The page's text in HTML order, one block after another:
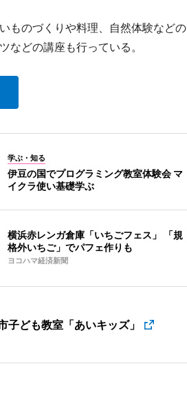
ものづくりや料理、自然体験などの
どの講座も行っている。
学ぶ・知る
伊豆の国でプログラミング教室体験会 マ
イクラ使い基礎学ぶ
横浜赤レンガ倉庫「いちごフェス」 「規
格外いちご」でパフェ作りも
ヨコハマ経済新聞
子ども教室「あいキッズ」